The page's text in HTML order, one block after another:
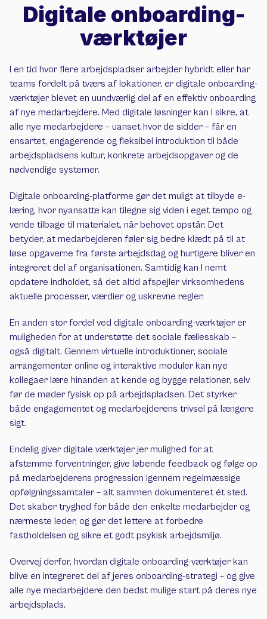
Digitale onboarding-
værktøjer
I en tid hvor flere arbejdspladser arbejder hybridt eller har
teams fordelt på tværs af lokationer, er digitale onboarding-
værktøjer blevet en uundværlig del af en effektiv onboarding
af nye medarbejdere. Med digitale løsninger kan I sikre, at
alle nye medarbejdere – uanset hvor de sidder – får en
ensartet, engagerende og fleksibel introduktion til både
arbejdspladsens kultur, konkrete arbejdsopgaver og de
nødvendige systemer.
Digitale onboarding-platforme gør det muligt at tilbyde e-
læring, hvor nyansatte kan tilegne sig viden i eget tempo og
vende tilbage til materialet, når behovet opstår. Det
betyder, at medarbejderen føler sig bedre klædt på til at
løse opgaverne fra første arbejdsdag og hurtigere bliver en
integreret del af organisationen. Samtidig kan I nemt
opdatere indholdet, så det altid afspejler virksomhedens
aktuelle processer, værdier og uskrevne regler.
En anden stor fordel ved digitale onboarding-værktøjer er
muligheden for at understøtte det sociale fællesskab –
også digitalt. Gennem virtuelle introduktioner, sociale
arrangementer online og interaktive moduler kan nye
kollegaer lære hinanden at kende og bygge relationer, selv
før de møder fysisk op på arbejdspladsen. Det styrker
både engagementet og medarbejderens trivsel på længere
sigt.
Endelig giver digitale værktøjer jer mulighed for at
afstemme forventninger, give løbende feedback og følge op
på medarbejderens progression igennem regelmæssige
opfølgningssamtaler – alt sammen dokumenteret ét sted.
Det skaber tryghed for både den enkelte medarbejder og
nærmeste leder, og gør det lettere at forbedre
fastholdelsen og sikre et godt psykisk arbejdsmiljø.
Overvej derfor, hvordan digitale onboarding-værktøjer kan
blive en integreret del af jeres onboarding-strategi – og give
alle nye medarbejdere den bedst mulige start på deres nye
arbejdsplads.